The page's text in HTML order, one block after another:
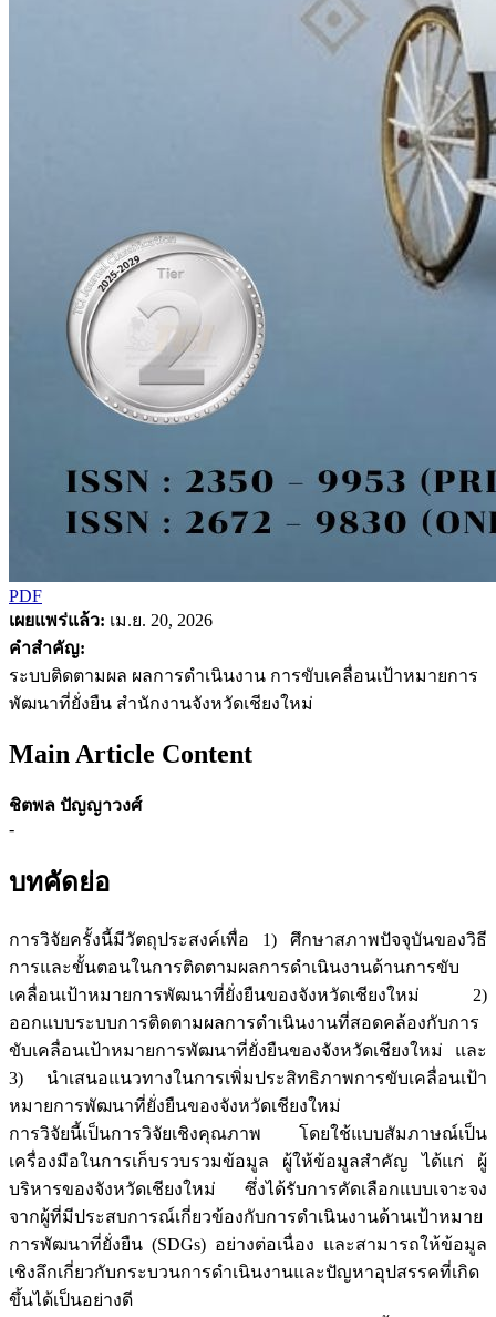
PDF
เผยแพร่แล้ว: เม.ย. 20, 2026
คำสำคัญ:
ระบบติดตามผล ผลการดำเนินงาน การขับเคลื่อนเป้าหมายการ
พัฒนาที่ยั่งยืน สำนักงานจังหวัดเชียงใหม่
Main Article Content
ชิตพล ปัญญาวงศ์
-
บทคัดย่อ
การวิจัยครั้งนี้มีวัตถุประสงค์เพื่อ 1) ศึกษาสภาพปัจจุบันของวิธี
การและขั้นตอนในการติดตามผลการดำเนินงานด้านการขับ
เคลื่อนเป้าหมายการพัฒนาที่ยั่งยืนของจังหวัดเชียงใหม่ 2)
ออกแบบระบบการติดตามผลการดำเนินงานที่สอดคล้องกับการ
ขับเคลื่อนเป้าหมายการพัฒนาที่ยั่งยืนของจังหวัดเชียงใหม่ และ
3) นำเสนอแนวทางในการเพิ่มประสิทธิภาพการขับเคลื่อนเป้า
หมายการพัฒนาที่ยั่งยืนของจังหวัดเชียงใหม่
การวิจัยนี้เป็นการวิจัยเชิงคุณภาพ โดยใช้แบบสัมภาษณ์เป็น
เครื่องมือในการเก็บรวบรวมข้อมูล ผู้ให้ข้อมูลสำคัญ ได้แก่ ผู้
บริหารของจังหวัดเชียงใหม่ ซึ่งได้รับการคัดเลือกแบบเจาะจง
จากผู้ที่มีประสบการณ์เกี่ยวข้องกับการดำเนินงานด้านเป้าหมาย
การพัฒนาที่ยั่งยืน (SDGs) อย่างต่อเนื่อง และสามารถให้ข้อมูล
เชิงลึกเกี่ยวกับกระบวนการดำเนินงานและปัญหาอุปสรรคที่เกิด
ขึ้นได้เป็นอย่างดี